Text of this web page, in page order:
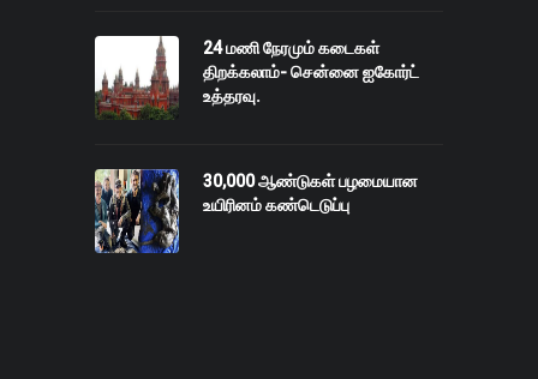
24 மணி நேரமும் கடைகள்
திறக்கலாம்- சென்னை ஐகோர்ட்
உத்தரவு.
30,000 ஆண்டுகள் பழமையான
உயிரினம் கண்டெடுப்பு